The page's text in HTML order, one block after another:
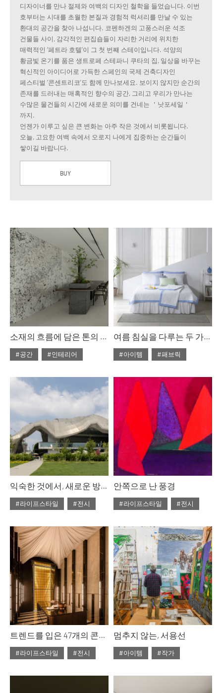
디자이너를 만나 절제와 여백의 디자인 철학을 들었습니다. 이번
호부터는 시대를 초월한 본질과 경험적 럭셔리를 만날 수 있는
환대의 공간을 찾아 나섭니다. 코펜하겐의 고풍스러운 석조
건물들 사이, 감각적인 편집숍들이 자리한 거리에 위치한
매력적인 ‘페트라 호텔’이 그 첫 번째 스테이입니다. 석양의
황금빛 온기를 품은 생트로페 스테파니 쿠타의 집, 일상을 바꾸는
혁신적인 아이디어로 가득한 스페인의 국제 건축디자인
페스티벌 ‘콘센트리코’도 함께 만나보세요. 보이지 않지만 순간의
존재를 드러내는 매혹적인 향수의 공간, 그리고 우리가 만나는
수많은 물건들의 시간에 새로운 의미를 건네는 ＇낫포세일＇
까지.
언젠가 이루고 싶은 큰 변화는 아주 작은 것에서 비롯됩니다.
오늘, 고요한 여백 속에서 오로지 나에게 집중하는 순간들이
쌓이길 바랍니다.
BUY
소재의 흐름에 담은 톤의 미학
#공간
#인테리어
여름 침실을 다루는 두 가지 방식
#아이템
#패브릭
익숙한 것에서, 새로운 방향으로 : miart 2026
#라이프스타일
#전시
안쪽으로 난 풍경
#라이프스타일
#전시
트렌드를 입은 47개의 콘셉트 룸 : 까사 데코 2026
#라이프스타일
#전시
멈추지 않는, 서용선
#아이템
#작가